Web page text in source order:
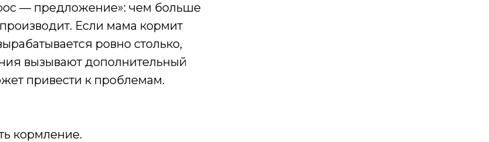
— предложение»: чем больше
Если мама кормит
ровно столько,
вызывают дополнительный
привести к проблемам.
кормление.